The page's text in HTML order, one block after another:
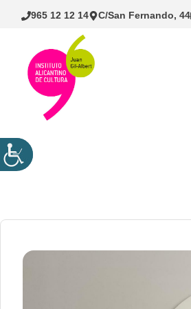
Saltar
965 12 12 14 C/San Fernando, 44